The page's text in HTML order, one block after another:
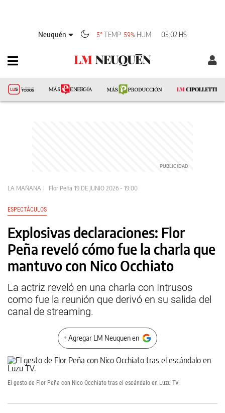
Neuquén 5° TEMP 59% HUM 05:02 HS
LA MAÑANA Flor Peña 19 DE JUNIO 2026 - 19:00
ESPECTÁCULOS
Explosivas declaraciones: Flor
Peña reveló cómo fue la charla que
mantuvo con Nico Occhiato
La actriz reveló en una charla con Intrusos
como fue la reunión que derivó en su salida del
canal de streaming.
+ Agregar LM Neuquen en
El gesto de Flor Peña con Nico Occhiato tras el escándalo en Luzu TV.